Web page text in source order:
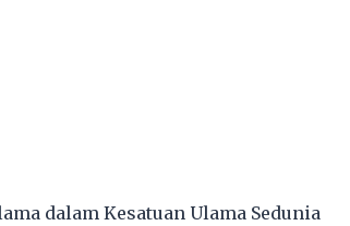
dalam Kesatuan Ulama Sedunia